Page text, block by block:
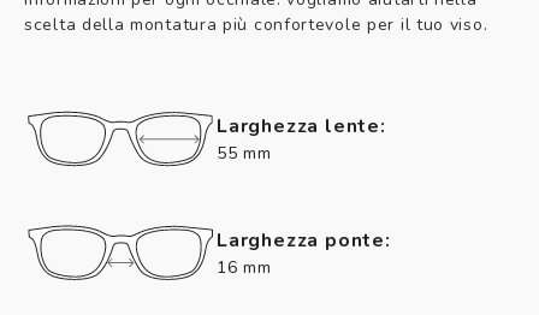
scelta della montatura più confortevole per il tuo viso.
Larghezza lente:
55 mm
Larghezza ponte:
16 mm